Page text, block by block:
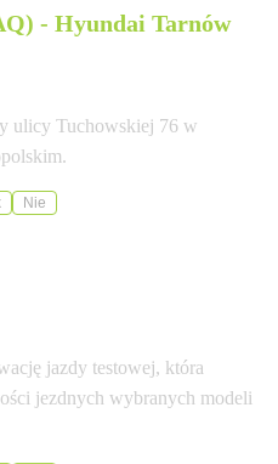
- Hyundai Tarnów
ulicy Tuchowskiej 76 w
Nie
jazdy testowej, która
jezdnych wybranych modeli